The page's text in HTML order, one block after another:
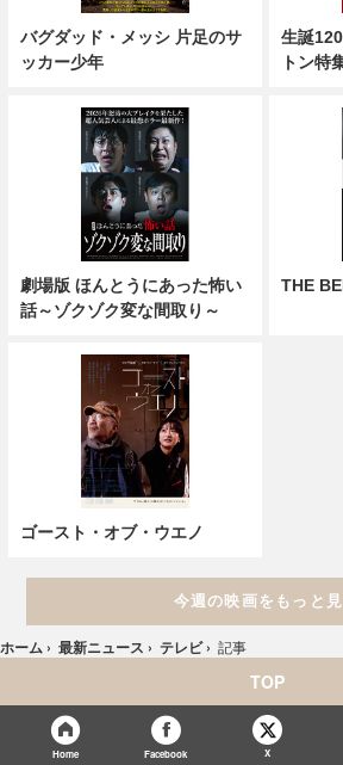
バグダッド・メッシ 片足のサ
ッカー少年
生誕
トン特
劇場版 ほんとうにあった怖い
話～ゾクゾク変な間取り～
THE
ゴースト・オブ・ウエノ
今週の映画をもっと
ホーム › 最新ニュース › テレビ › 記事
TOP
Home Facebook X